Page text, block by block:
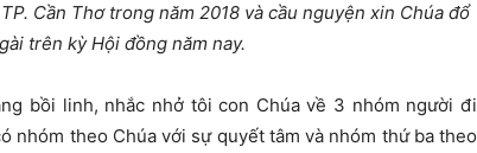
Cần Thơ trong năm 2018 và cầu nguyện xin Chúa đổ
trên kỳ Hội đồng năm nay.
bồi linh, nhắc nhở tôi con Chúa về 3 nhóm người đi
nhóm theo Chúa với sự quyết tâm và nhóm thứ ba theo